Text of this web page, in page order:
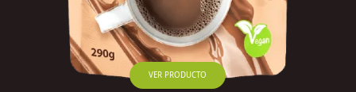
VER PRODUCTO